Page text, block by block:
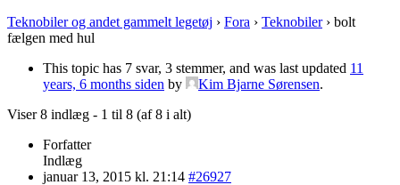
Teknobiler og andet gammelt legetøj › Fora › Teknobiler › bolt
fælgen med hul
This topic has 7 svar, 3 stemmer, and was last updated 11
years, 6 months siden by Kim Bjarne Sørensen.
Viser 8 indlæg - 1 til 8 (af 8 i alt)
Forfatter
Indlæg
januar 13, 2015 kl. 21:14 #26927